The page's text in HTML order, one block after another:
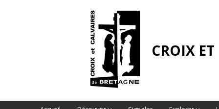
CROIX